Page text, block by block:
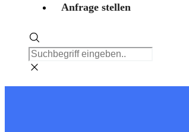
Anfrage stellen